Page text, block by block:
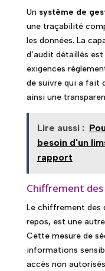
Un système de
une traçabilité
les données. La
d’audit détaillés
exigences
de suivre qui a fait
ainsi une
Lire aussi :
besoin d'un
rapport
Chiffrement
Le chiffrement des
repos, est une
Cette mesure de
informations
accès non